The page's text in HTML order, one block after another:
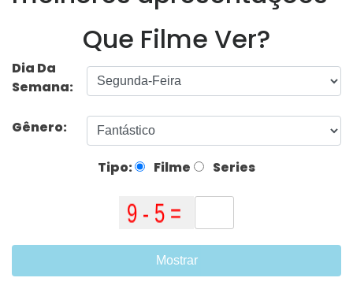
Que Filme Ver?
Dia Da
Semana:
Gênero:
Tipo: Filme Series
Mostrar